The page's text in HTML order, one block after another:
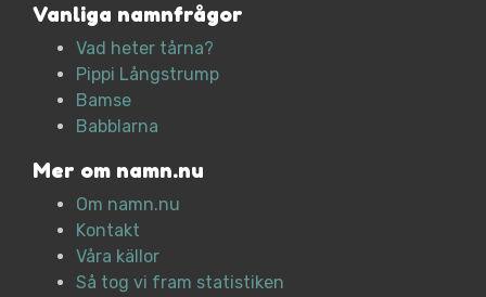
Vanliga namnfrågor
Vad heter tårna?
Pippi Långstrump
Bamse
Babblarna
Mer om namn.nu
Om namn.nu
Kontakt
Våra källor
Så tog vi fram statistiken